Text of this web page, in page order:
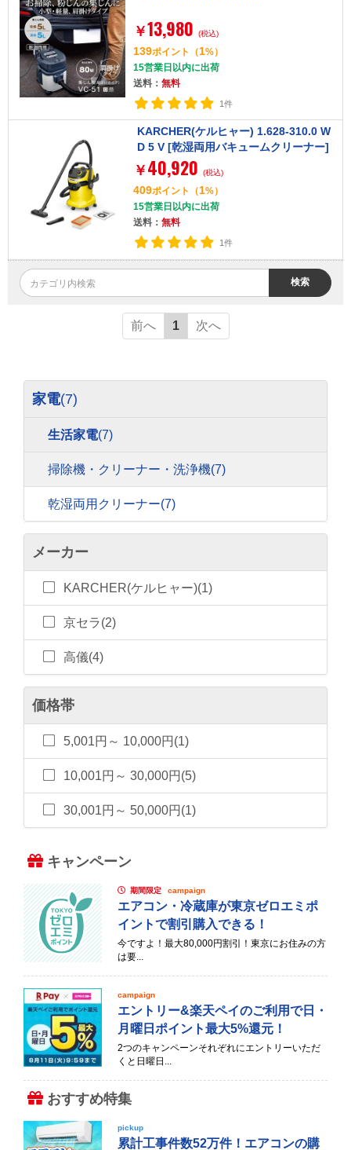
￥13,980 (税込)
139ポイント （1%）
15営業日以内に出荷
送料： 無料
1件
KARCHER(ケルヒャー) 1.628-310.0 W
D 5 V [乾湿両用バキュームクリーナー]
￥ 40,920 (税込)
409ポイント （1%）
15営業日以内に出荷
送料： 無料
1件
検索
前へ 1 次へ
家電(7)
生活家電(7)
掃除機・クリーナー・洗浄機(7)
乾湿両用クリーナー(7)
メーカー
KARCHER(ケルヒャー)(1)
京セラ(2)
高儀(4)
価格帯
5,001円～ 10,000円(1)
10,001円～ 30,000円(5)
30,001円～ 50,000円(1)
キャンペーン
期間限定 campaign
エアコン・冷蔵庫が東京ゼロエミポ
イントで割引購入できる！
今ですよ！最大80,000円割引！東京にお住みの方
は要...
campaign
エントリー&楽天ペイのご利用で日・
月曜日ポイント最大5%還元！
2つのキャンペーンそれぞれにエントリーいただ
くと日曜日...
おすすめ特集
pickup
累計工事件数52万件！エアコンの購